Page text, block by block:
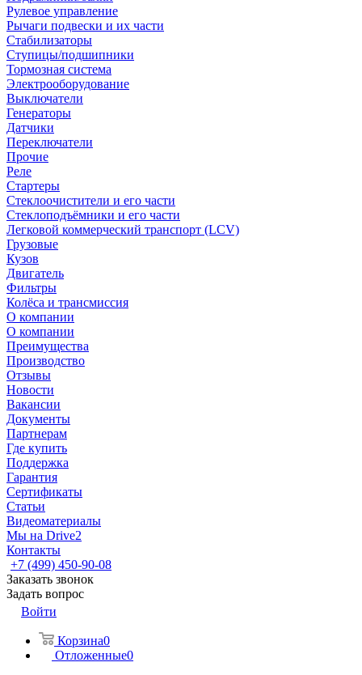
Рулевое управление
Рычаги подвески и их части
Стабилизаторы
Ступицы/подшипники
Тормозная система
Электрооборудование
Выключатели
Генераторы
Датчики
Переключатели
Прочие
Реле
Стартеры
Стеклоочистители и его части
Стеклоподъёмники и его части
Легковой коммерческий транспорт (LCV)
Грузовые
Кузов
Двигатель
Фильтры
Колёса и трансмиссия
О компании
О компании
Преимущества
Производство
Отзывы
Новости
Вакансии
Документы
Партнерам
Где купить
Поддержка
Гарантия
Сертификаты
Статьи
Видеоматериалы
Мы на Drive2
Контакты
+7 (499) 450-90-08
Заказать звонок
Задать вопрос
Войти
Корзина0
Отложенные0